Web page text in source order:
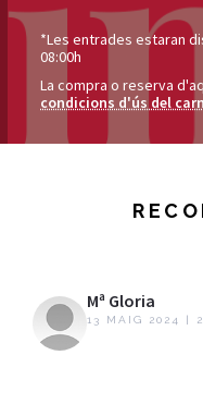
*Les entrades estaran
08:00h
La compra o reserva
condicions d'ús del
Mª Gloria
13 MAIG 2024 |